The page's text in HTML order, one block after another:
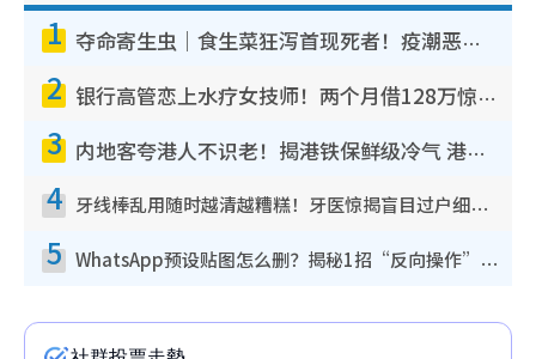
1 夺命寄生虫｜食生菜狂泻首现死者！疫潮恶化录1.8万宗病例 揭洗菜3大谬误
2 银行高管恋上水疗女技师！两个月借128万惊觉“沉船”沉落火海 揭背后疑似邪教操控卖淫
3 内地客夸港人不识老！揭港铁保鲜级冷气 港人求放过：别投诉
4 牙线棒乱用随时越清越糟糕！牙医惊揭盲目过户细菌恐致蛀牙：这种才是日常真保养
5 WhatsApp预设贴图怎么删？揭秘1招“反向操作”还原简洁界面 附3步实测教程